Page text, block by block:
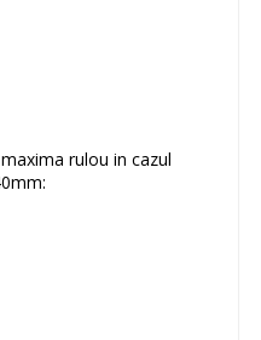
rulou in cazul